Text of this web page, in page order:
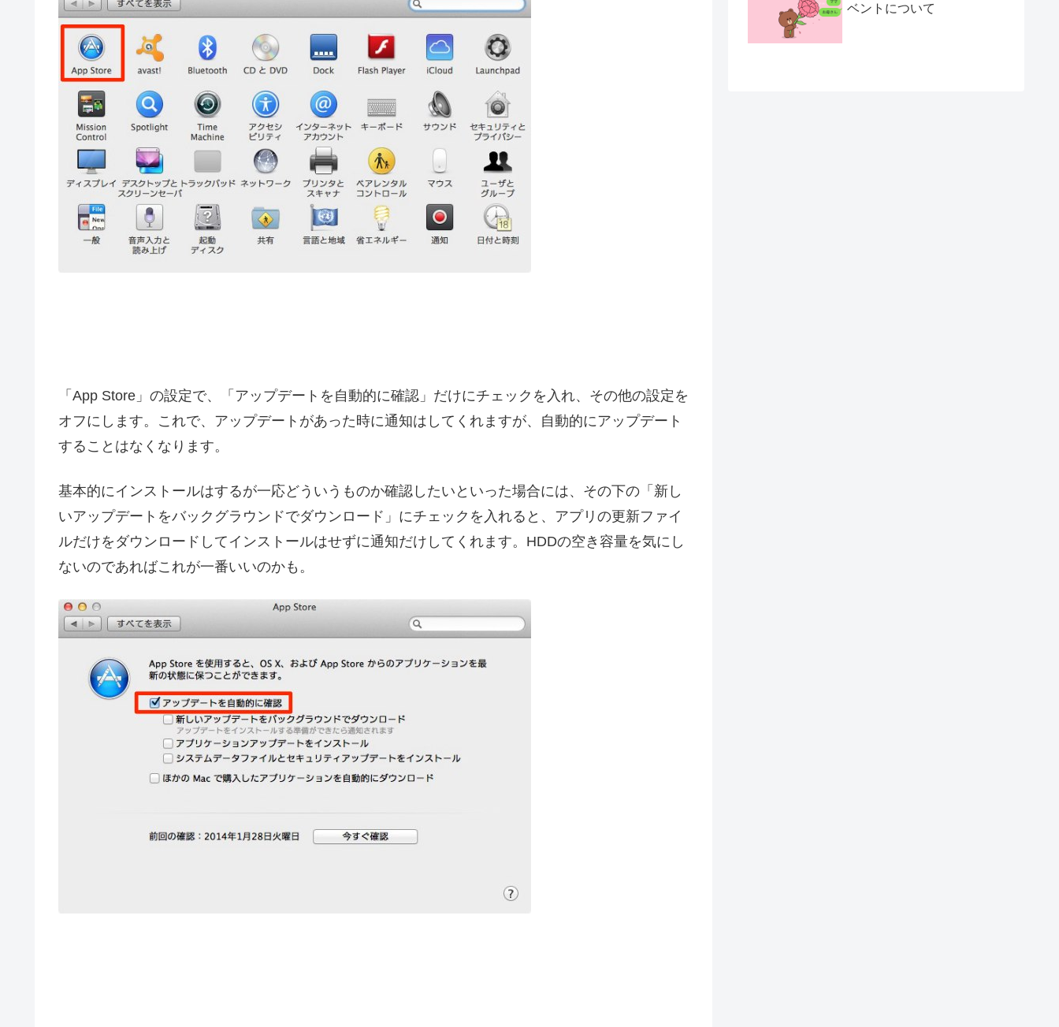
「App Store」の設定で、「アップデートを自動的に確認」だけにチェックを入れ、その他の設定を
オフにします。これで、アップデートがあった時に通知はしてくれますが、自動的にアップデート
することはなくなります。
基本的にインストールはするが一応どういうものか確認したいといった場合には、その下の「新し
いアップデートをバックグラウンドでダウンロード」にチェックを入れると、アプリの更新ファイ
ルだけをダウンロードしてインストールはせずに通知だけしてくれます。HDDの空き容量を気にし
ないのであればこれが一番いいのかも。
ベントについて